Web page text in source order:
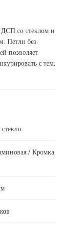
со стеклом и
Петли без
позволяет
с тем,
/ Кромка